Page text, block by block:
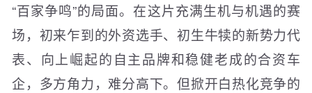
“百家争鸣”的局面。在这片充满生机与机遇的赛
场，初来乍到的外资选手、初生牛犊的新势力代
表、向上崛起的自主品牌和稳健老成的合资车
企，多方角力，难分高下。但掀开白热化竞争的